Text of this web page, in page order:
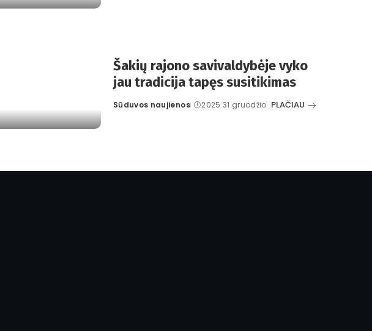
Šakių rajono savivaldybėje vyko
jau tradicija tapęs susitikimas
Posted
Sūduvos naujienos 2025 31 gruodžio PLAČIAU